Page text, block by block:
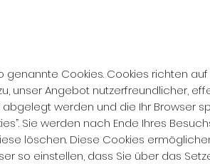
Cookies. Cookies richten
unser Angebot nutzerfreundlicher,
werden und die Ihr Browser
Sie werden nach Ende Ihres
löschen. Diese Cookies
so einstellen, dass Sie über das